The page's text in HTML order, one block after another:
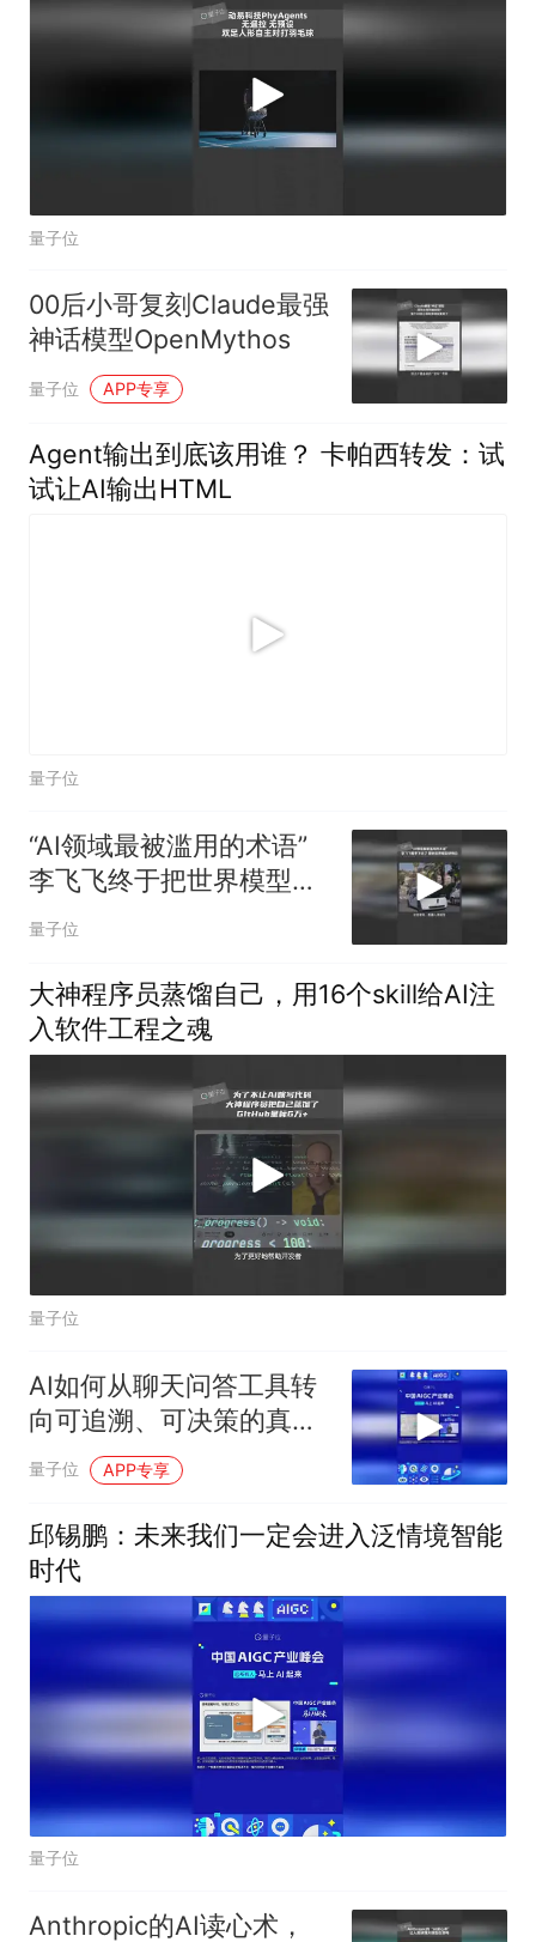
量子位
00后小哥复刻Claude最强
神话模型OpenMythos
量子位 APP专享
Agent输出到底该用谁？ 卡帕西转发：试
试让AI输出HTML
量子位
“AI领域最被滥用的术语”
李飞飞终于把世界模型讲
明白了
量子位
大神程序员蒸馏自己，用16个skill给AI注
入软件工程之魂
量子位
AI如何从聊天问答工具转
向可追溯、可决策的真实
医疗系统
量子位 APP专享
邱锡鹏：未来我们一定会进入泛情境智能
时代
量子位
Anthropic的AI读心术，